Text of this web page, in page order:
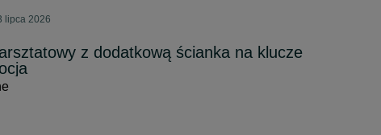
lipca 2026
z dodatkową ścianka na klucze